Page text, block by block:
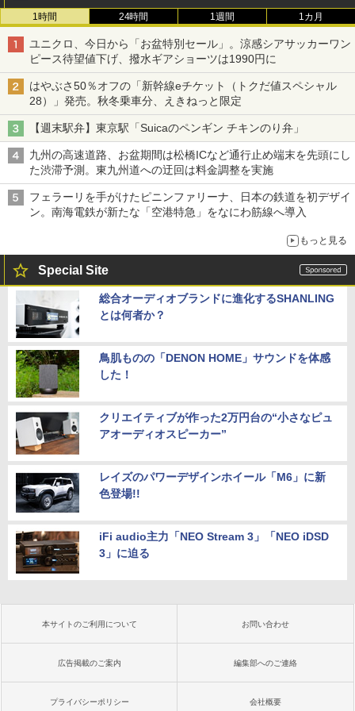
1時間 24時間 1週間 1カ月
ユニクロ、今日から「お盆特別セール」。涼感シアサッカーワン
ピース待望値下げ、撥水ギアショーツは1990円に
はやぶさ50％オフの「新幹線eチケット（トクだ値スペシャル
28）」発売。秋冬乗車分、えきねっと限定
【週末駅弁】東京駅「Suicaのペンギン チキンのり弁」
九州の高速道路、お盆期間は松橋ICなど通行止め端末を先頭にし
た渋滞予測。東九州道への迂回は料金調整を実施
フェラーリを手がけたピニンファリーナ、日本の鉄道を初デザイ
ン。南海電鉄が新たな「空港特急」をなにわ筋線へ導入
もっと見る
Special Site
総合オーディオブランドに進化するSHANLING
とは何者か？
鳥肌ものの「DENON HOME」サウンドを体感
した！
クリエイティブが作った2万円台の“小さなピュ
アオーディオスピーカー”
レイズのパワーデザインホイール「M6」に新
色登場!!
iFi audio主力「NEO Stream 3」「NEO iDSD
3」に迫る
本サイトのご利用について お問い合わせ
広告掲載のご案内 編集部へのご連絡
プライバシーポリシー 会社概要